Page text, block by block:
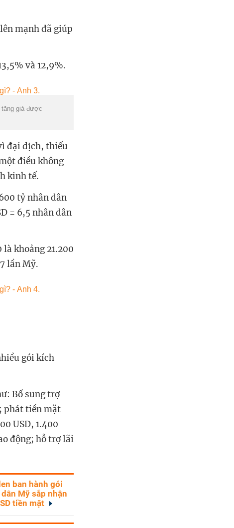
mạnh đã giúp
và 12,9%.
tăng giá được
đại dịch, thiếu
điều không
kinh tế.
tỷ nhân dân
= 6,5 nhân dân
khoảng 21.200
lần Mỹ.
gói kích
Bổ sung trợ
phát tiền mặt
USD, 1.400
động; hỗ trợ lãi
ban hành gói
Mỹ sắp nhận
tiền mặt